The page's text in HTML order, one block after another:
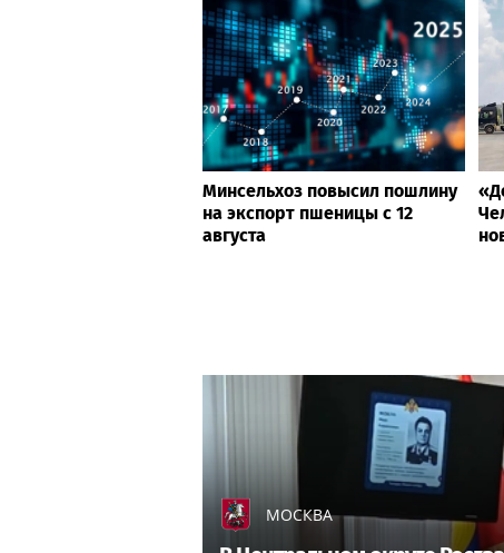
Минсельхоз повысил пошлину
на экспорт пшеницы с 12
августа
МОСКВА